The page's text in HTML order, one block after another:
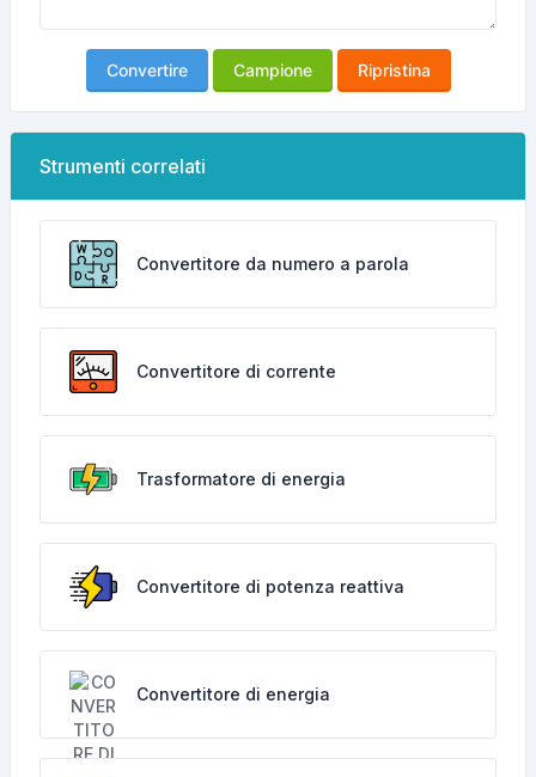
Convertire Campione Ripristina
Strumenti correlati
Convertitore da numero a parola
Convertitore di corrente
Trasformatore di energia
Convertitore di potenza reattiva
Convertitore di energia